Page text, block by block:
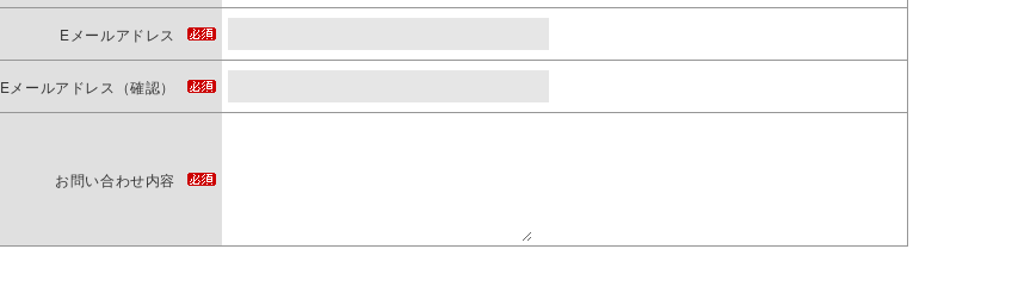
Eメールアドレス
Eメールアドレス（確認）
お問い合わせ内容